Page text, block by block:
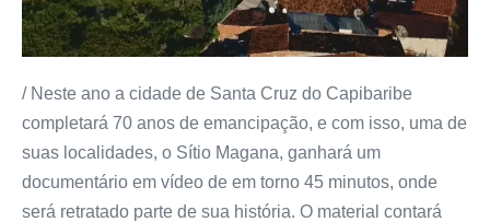
/ Neste ano a cidade de Santa Cruz do Capibaribe
completará 70 anos de emancipação, e com isso, uma de
suas localidades, o Sítio Magana, ganhará um
documentário em vídeo de em torno 45 minutos, onde
será retratado parte de sua história. O material contará